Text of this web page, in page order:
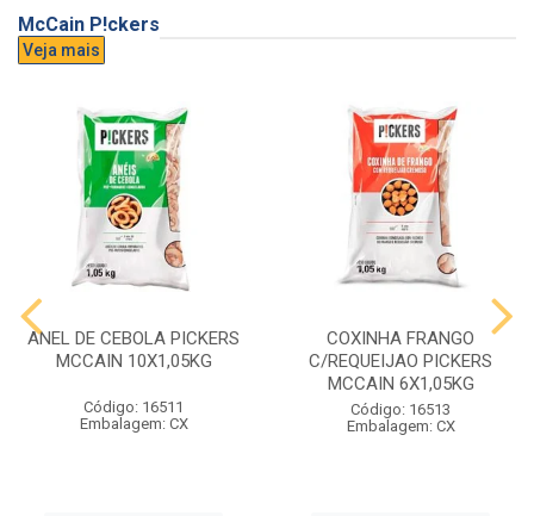
McCain P!ckers
Veja mais
ANEL DE CEBOLA PICKERS
MCCAIN 10X1,05KG
Código: 16511
Embalagem: CX
COXINHA FRANGO
C/REQUEIJAO PICKERS
MCCAIN 6X1,05KG
Código: 16513
Embalagem: CX